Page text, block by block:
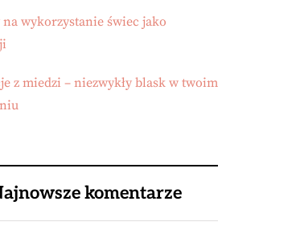
na wykorzystanie świec jako
z miedzi – niezwykły blask w twoim
komentarze